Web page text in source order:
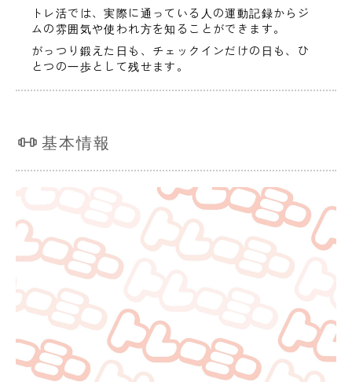
トレ活では、実際に通っている人の運動記録からジ
ムの雰囲気や使われ方を知ることができます。
がっつり鍛えた日も、チェックインだけの日も、ひ
とつの一歩として残せます。
基本情報